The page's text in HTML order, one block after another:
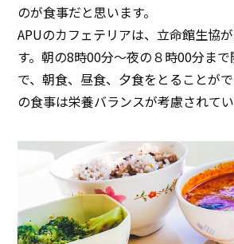
のが食事だと思います。
APUのカフェテリアは、立命館生協
す。朝の8時00分～夜の８時00分ま
で、朝食、昼食、夕食をとることが
の食事は栄養バランスが考慮されてい